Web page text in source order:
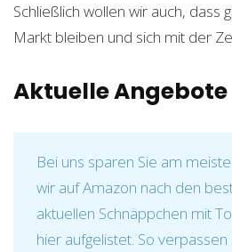
Schließlich wollen wir auch, dass
Markt bleiben und sich mit der
Aktuelle Angebote
Bei uns sparen Sie am
wir auf Amazon nach den
aktuellen Schnäppchen mit
hier aufgelistet. So